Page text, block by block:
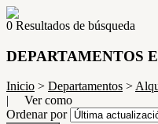
0 Resultados de búsqueda
DEPARTAMENTOS
Inicio > Departamentos >
| Ver como
Ordenar por